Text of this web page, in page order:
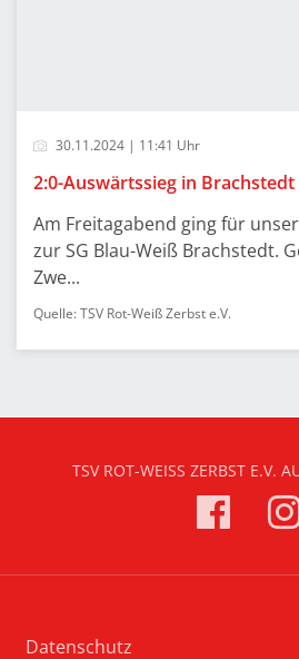
30.11.2024 | 11:41 Uhr
2:0-Auswärtssieg in Brachstedt
Am Freitagabend ging für
zur SG Blau-Weiß Brachstedt.
Zwe...
Quelle: TSV Rot-Weiß Zerbst e.V.
TSV ROT-WEISS ZERBST E.V.
Datenschutz